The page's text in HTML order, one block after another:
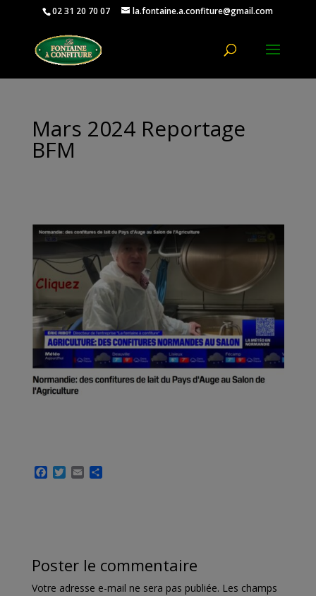
02 31 20 70 07 la.fontaine.a.confiture@gmail.com
Mars 2024 Reportage
BFM
F
k
T
E
P
r
Poster le commentaire
Votre adresse e-mail ne sera pas publiée. Les champs